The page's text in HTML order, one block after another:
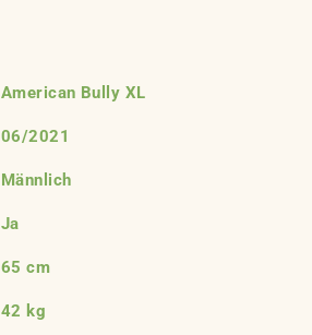
American Bully XL
06/2021
Männlich
Ja
65 cm
42 kg